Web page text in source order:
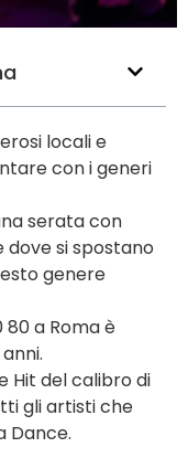
locali e
con i generi
serata con
si spostano
genere
80 a Roma è
Hit del calibro di
gli artisti che
Dance.